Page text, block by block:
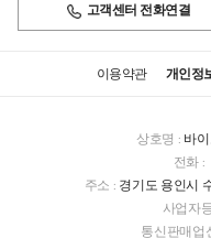
고객센터 전화연결
이용약관 개인정
상호명 : 바
전화 :
주소 : 경기도 용인시
사업자
통신판매업